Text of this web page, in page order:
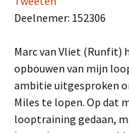
Deelnemer: 152306
Marc van Vliet (Runfit)
opbouwen van mijn
ambitie uitgesproken
Miles te lopen. Op dat
looptraining gedaan,